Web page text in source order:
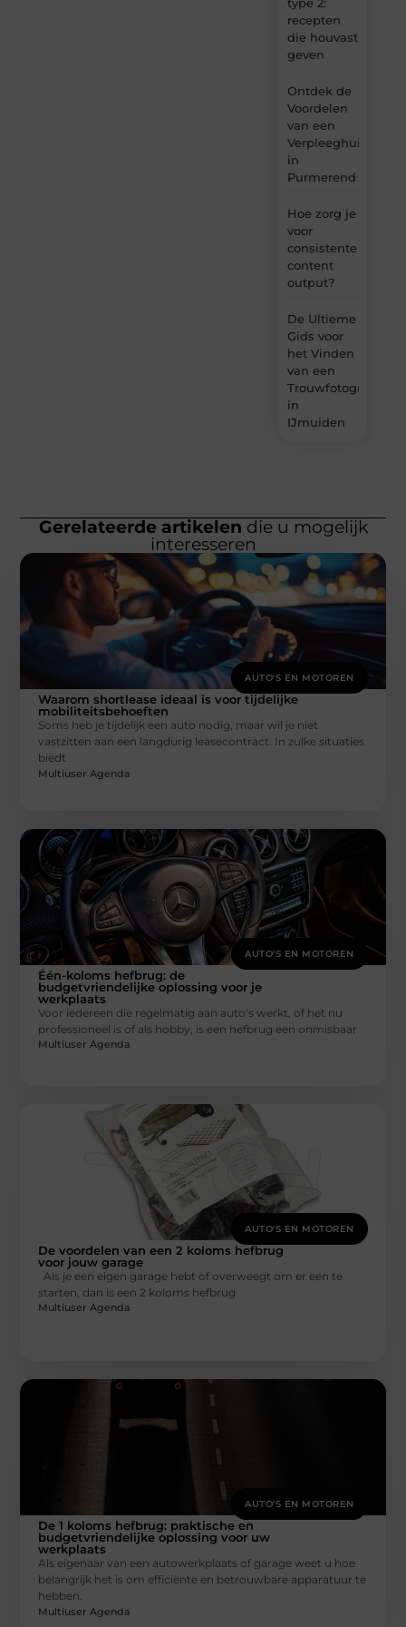
type 2:
recepten
die houvast
geven
Ontdek de
Voordelen
van een
Verpleeghuis
in
Purmerend
Hoe zorg je
voor
consistente
content
output?
De Ultieme
Gids voor
het Vinden
van een
Trouwfotograaf
in
IJmuiden
Gerelateerde artikelen die u mogelijk
interesseren
AUTO'S EN MOTOREN
Waarom shortlease ideaal is voor tijdelijke
mobiliteitsbehoeften
Soms heb je tijdelijk een auto nodig, maar wil je niet
vastzitten aan een langdurig leasecontract. In zulke situaties
biedt
Multiuser Agenda
AUTO'S EN MOTOREN
Één-koloms hefbrug: de
budgetvriendelijke oplossing voor je
werkplaats
Voor iedereen die regelmatig aan auto’s werkt, of het nu
professioneel is of als hobby, is een hefbrug een onmisbaar
Multiuser Agenda
AUTO'S EN MOTOREN
De voordelen van een 2 koloms hefbrug
voor jouw garage
Als je een eigen garage hebt of overweegt om er een te
starten, dan is een 2 koloms hefbrug
Multiuser Agenda
AUTO'S EN MOTOREN
De 1 koloms hefbrug: praktische en
budgetvriendelijke oplossing voor uw
werkplaats
Als eigenaar van een autowerkplaats of garage weet u hoe
belangrijk het is om efficiënte en betrouwbare apparatuur te
hebben.
Multiuser Agenda